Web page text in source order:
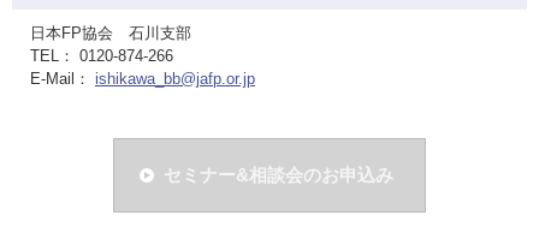
日本FP協会 石川支部
TEL： 0120-874-266
E-Mail： ishikawa_bb@jafp.or.jp
セミナー&相談会のお申込み